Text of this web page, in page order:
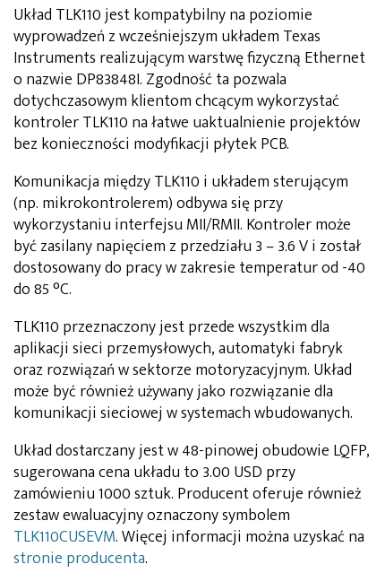
Układ TLK110 jest kompatybilny na poziomie
wyprowadzeń z wcześniejszym układem Texas
Instruments realizującym warstwę fizyczną Ethernet
o nazwie DP83848I. Zgodność ta pozwala
dotychczasowym klientom chcącym wykorzystać
kontroler TLK110 na łatwe uaktualnienie projektów
bez konieczności modyfikacji płytek PCB.
Komunikacja między TLK110 i układem sterującym
(np. mikrokontrolerem) odbywa się przy
wykorzystaniu interfejsu MII/RMII. Kontroler może
być zasilany napięciem z przedziału 3 – 3.6 V i został
dostosowany do pracy w zakresie temperatur od -40
do 85 °C.
TLK110 przeznaczony jest przede wszystkim dla
aplikacji sieci przemysłowych, automatyki fabryk
oraz rozwiązań w sektorze motoryzacyjnym. Układ
może być również używany jako rozwiązanie dla
komunikacji sieciowej w systemach wbudowanych.
Układ dostarczany jest w 48-pinowej obudowie LQFP,
sugerowana cena układu to 3.00 USD przy
zamówieniu 1000 sztuk. Producent oferuje również
zestaw ewaluacyjny oznaczony symbolem
TLK110CUSEVM. Więcej informacji można uzyskać na
stronie producenta.